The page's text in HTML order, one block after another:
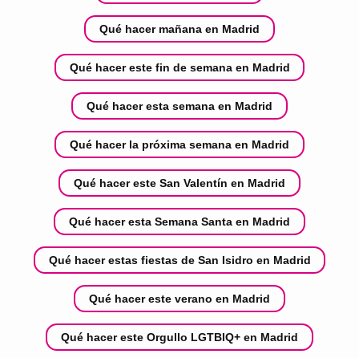
Qué hacer mañana en Madrid
Qué hacer este fin de semana en Madrid
Qué hacer esta semana en Madrid
Qué hacer la próxima semana en Madrid
Qué hacer este San Valentín en Madrid
Qué hacer esta Semana Santa en Madrid
Qué hacer estas fiestas de San Isidro en Madrid
Qué hacer este verano en Madrid
Qué hacer este Orgullo LGTBIQ+ en Madrid